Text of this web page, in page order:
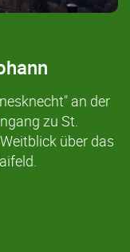
an der
zu St.
über das